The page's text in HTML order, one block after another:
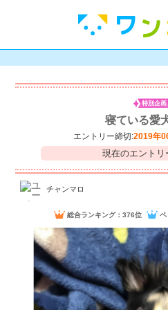
特別企画
寝ている愛
エントリー締切:2019年
現在のエントリ
チャンマロ
総合ランキング：376位 ペ